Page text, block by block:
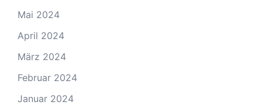
Mai 2024
April 2024
März 2024
Februar 2024
Januar 2024